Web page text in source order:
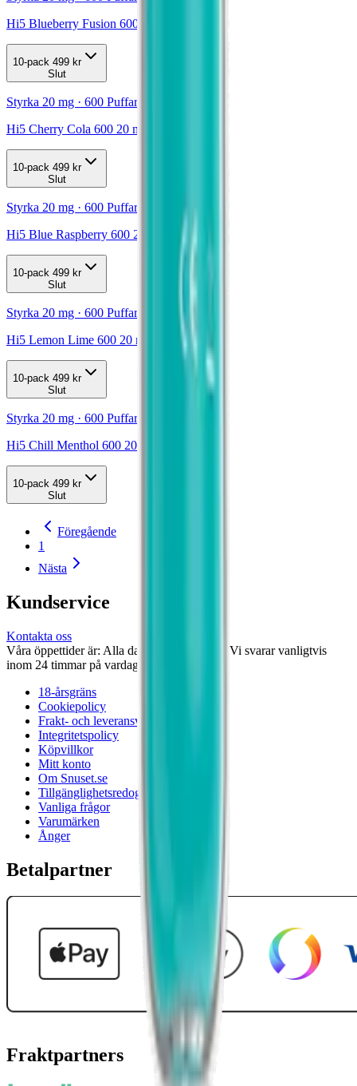
Hi5 Blueberry Fusion 600 20 mg
10-pack 499 kr
Slut
Styrka 20 mg · 600 Puffar
Hi5 Cherry Cola 600 20 mg
10-pack 499 kr
Slut
Styrka 20 mg · 600 Puffar
Hi5 Blue Raspberry 600 20 mg
10-pack 499 kr
Slut
Styrka 20 mg · 600 Puffar
Hi5 Lemon Lime 600 20 mg
10-pack 499 kr
Slut
Styrka 20 mg · 600 Puffar
Hi5 Chill Menthol 600 20 mg
10-pack 499 kr
Slut
Föregående
1
Nästa
Kundservice
Kontakta oss
Våra öppettider är: Alla dagar 08:00 - 18:00 Vi svarar vanligtvis
inom 24 timmar på vardagar.
18-årsgräns
Cookiepolicy
Frakt- och leveransvillkor
Integritetspolicy
Köpvillkor
Mitt konto
Om Snuset.se
Tillgänglighetsredogörelse
Vanliga frågor
Varumärken
Ånger
Betalpartner
Fraktpartners